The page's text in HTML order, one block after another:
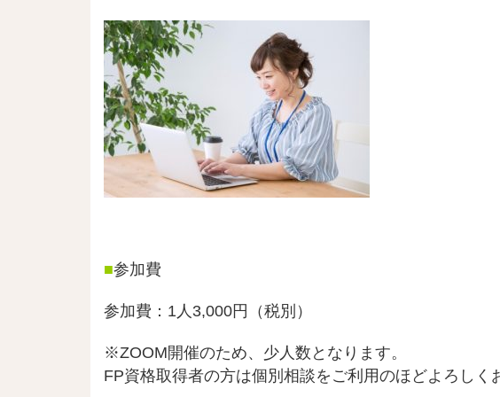
■参加費
参加費：1人3,000円（税別）
※ZOOM開催のため、少人数となります。
FP資格取得者の方は個別相談をご利用のほどよろしく